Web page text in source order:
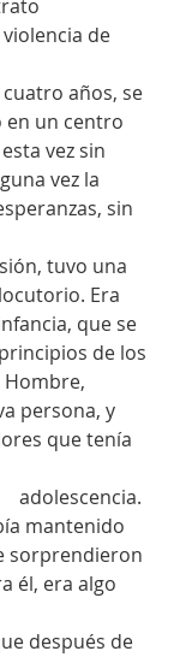
de
años, se
en un centro
vez sin
vez la
sin
tuvo una
Era
que se
de los
persona, y
que tenía
adolescencia.
mantenido
sorprendieron
él, era algo
después de